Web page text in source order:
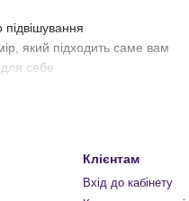
підвішування
який підходить саме вам
себе
Клієнтам
Вхід до кабінету